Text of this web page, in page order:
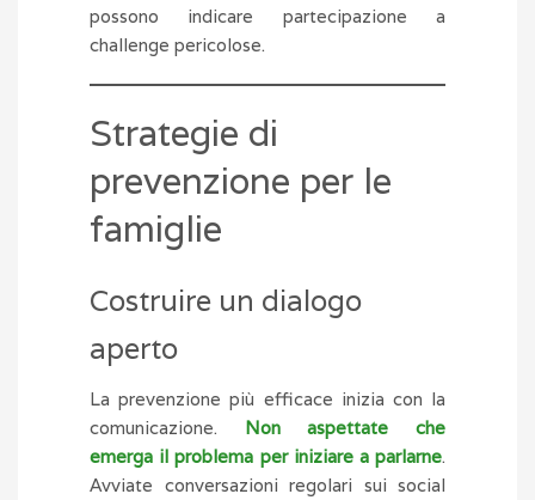
possono indicare partecipazione a
challenge pericolose.
Strategie di
prevenzione per le
famiglie
Costruire un dialogo
aperto
La prevenzione più efficace inizia con la
comunicazione. Non aspettate che
emerga il problema per iniziare a parlarne.
Avviate conversazioni regolari sui social